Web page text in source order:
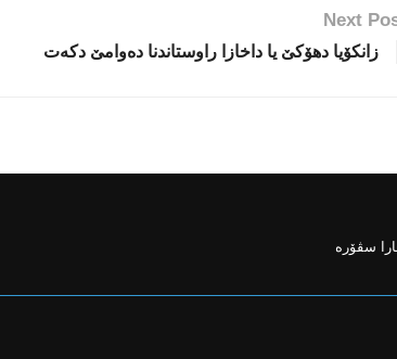
Next
زانكۆیا دهۆكێ یا داخازا راوستاندنا ده‌وامێ دكه‌ت
سڤۆره‌